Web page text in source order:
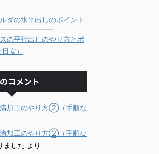
ダの水平出しのポイント
の平行出しのやり方とポ
安）
コメント
溝加工のやり方②（手順な
溝加工のやり方②（手順な
ました より